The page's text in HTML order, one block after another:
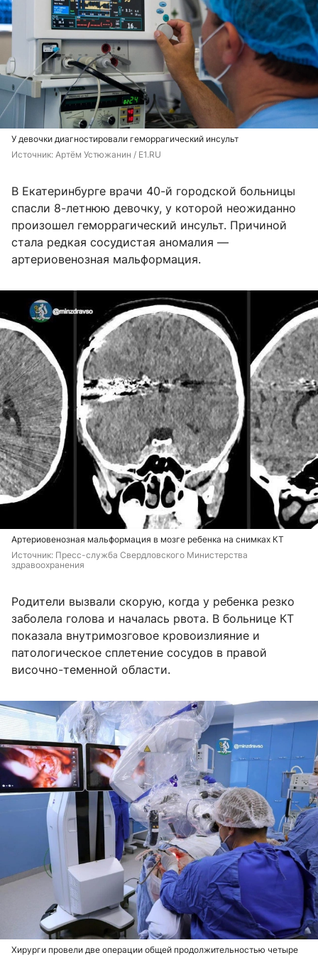
У девочки диагностировали геморрагический инсульт
Источник: Артём Устюжанин / E1.RU
В Екатеринбурге врачи 40-й городской больницы
спасли 8-летнюю девочку, у которой неожиданно
произошел геморрагический инсульт. Причиной
стала редкая сосудистая аномалия —
артериовенозная мальформация.
Артериовенозная мальформация в мозге ребенка на снимках КТ
Источник: Пресс-служба Свердловского Министерства
здравоохранения
Родители вызвали скорую, когда у ребенка резко
заболела голова и началась рвота. В больнице КТ
показала внутримозговое кровоизлияние и
патологическое сплетение сосудов в правой
височно-теменной области.
Хирурги провели две операции общей продолжительностью четыре